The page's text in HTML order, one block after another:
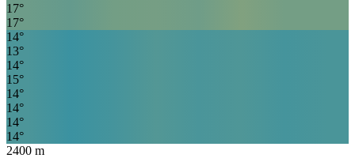
17°
17°
14°
13°
14°
15°
14°
14°
14°
14°
2400 m